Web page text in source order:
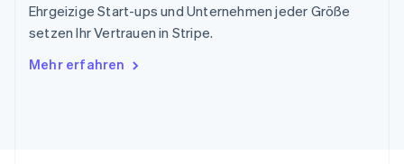
Ehrgeizige Start-ups und Unternehmen jeder Größe
setzen Ihr Vertrauen in Stripe.
Mehr erfahren
Tschechische Republik
English
English